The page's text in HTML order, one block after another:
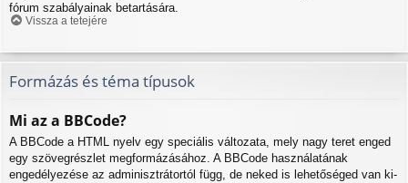
fórum szabályainak betartására.
Vissza a tetejére
Formázás és téma típusok
Mi az a BBCode?
A BBCode a HTML nyelv egy speciális változata, mely nagy teret enged
egy szövegrészlet megformázásához. A BBCode használatának
engedélyezése az adminisztrátortól függ, de neked is lehetőséged van ki-